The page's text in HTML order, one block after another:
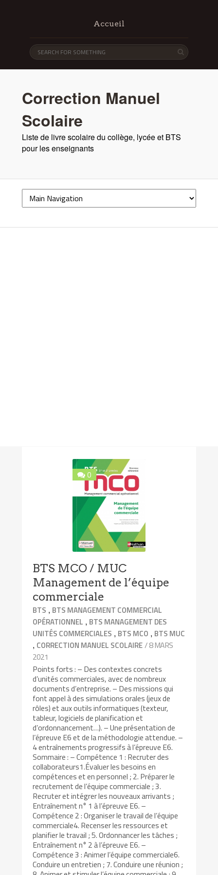
Accueil
Correction Manuel
Scolaire
Liste de livre scolaire du collège, lycée et BTS
pour les enseignants
0
BTS MCO / MUC
Management de l’équipe
commerciale
BTS , BTS MANAGEMENT COMMERCIAL
OPÉRATIONNEL , BTS MANAGEMENT DES
UNITÉS COMMERCIALES , BTS MCO , BTS MUC
, CORRECTION MANUEL SCOLAIRE/ 8 MARS
2021
Points forts : – Des contextes concrets
d’unités commerciales, avec de nombreux
documents d’entreprise. – Des missions qui
font appel à des simulations orales (jeux de
rôles) et aux outils informatiques (texteur,
tableur, logiciels de planification et
d’ordonnancement…). – Une présentation de
l’épreuve E6 et de la méthodologie attendue. –
4 entraînements progressifs à l’épreuve E6.
Sommaire : – Compétence 1 : Recruter des
collaborateurs1.Évaluer les besoins en
compétences et en personnel ; 2. Préparer le
recrutement de l’équipe commerciale ; 3.
Recruter et intégrer les nouveaux arrivants ;
Entraînement n° 1 à l’épreuve E6. –
Compétence 2 : Organiser le travail de l’équipe
commerciale4. Recenser les ressources et
planifier le travail ; 5. Ordonnancer les tâches ;
Entraînement n° 2 à l’épreuve E6. –
Compétence 3 : Animer l’équipe commerciale6.
Conduire un entretien ; 7. Conduire une réunion ;